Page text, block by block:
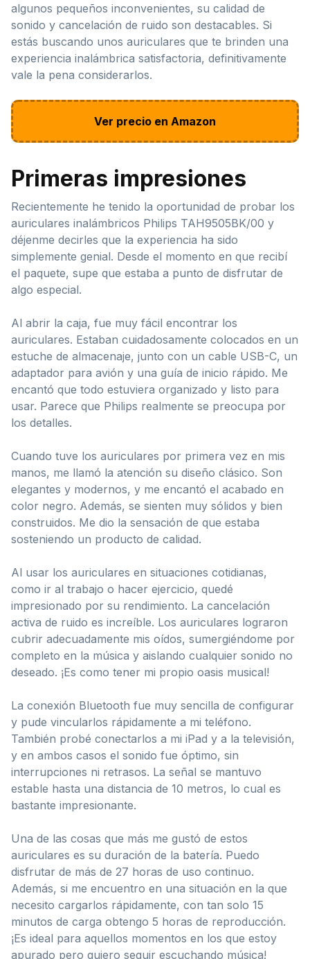
algunos pequeños inconvenientes, su calidad de
sonido y cancelación de ruido son destacables. Si
estás buscando unos auriculares que te brinden una
experiencia inalámbrica satisfactoria, definitivamente
vale la pena considerarlos.
Ver precio en Amazon
Primeras impresiones
Recientemente he tenido la oportunidad de probar los
auriculares inalámbricos Philips TAH9505BK/00 y
déjenme decirles que la experiencia ha sido
simplemente genial. Desde el momento en que recibí
el paquete, supe que estaba a punto de disfrutar de
algo especial.
Al abrir la caja, fue muy fácil encontrar los
auriculares. Estaban cuidadosamente colocados en un
estuche de almacenaje, junto con un cable USB-C, un
adaptador para avión y una guía de inicio rápido. Me
encantó que todo estuviera organizado y listo para
usar. Parece que Philips realmente se preocupa por
los detalles.
Cuando tuve los auriculares por primera vez en mis
manos, me llamó la atención su diseño clásico. Son
elegantes y modernos, y me encantó el acabado en
color negro. Además, se sienten muy sólidos y bien
construidos. Me dio la sensación de que estaba
sosteniendo un producto de calidad.
Al usar los auriculares en situaciones cotidianas,
como ir al trabajo o hacer ejercicio, quedé
impresionado por su rendimiento. La cancelación
activa de ruido es increíble. Los auriculares lograron
cubrir adecuadamente mis oídos, sumergiéndome por
completo en la música y aislando cualquier sonido no
deseado. ¡Es como tener mi propio oasis musical!
La conexión Bluetooth fue muy sencilla de configurar
y pude vincularlos rápidamente a mi teléfono.
También probé conectarlos a mi iPad y a la televisión,
y en ambos casos el sonido fue óptimo, sin
interrupciones ni retrasos. La señal se mantuvo
estable hasta una distancia de 10 metros, lo cual es
bastante impresionante.
Una de las cosas que más me gustó de estos
auriculares es su duración de la batería. Puedo
disfrutar de más de 27 horas de uso continuo.
Además, si me encuentro en una situación en la que
necesito cargarlos rápidamente, con tan solo 15
minutos de carga obtengo 5 horas de reproducción.
¡Es ideal para aquellos momentos en los que estoy
apurado pero quiero seguir escuchando música!